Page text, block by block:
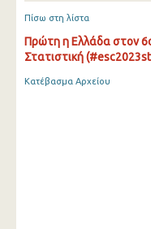
Πίσω στη λίστα
Πρώτη η Ελλάδα στον
Στατιστική
Κατέβασμα Αρχείου